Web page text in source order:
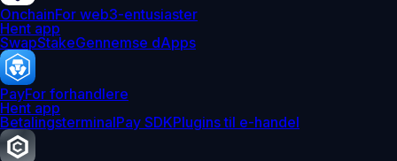
OnchainFor web3-entusiaster
Hent app
SwapStakeGennemse dApps
PayFor forhandlere
Hent app
BetalingsterminalPay SDKPlugins til e-handel